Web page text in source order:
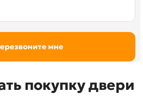
покупку двери